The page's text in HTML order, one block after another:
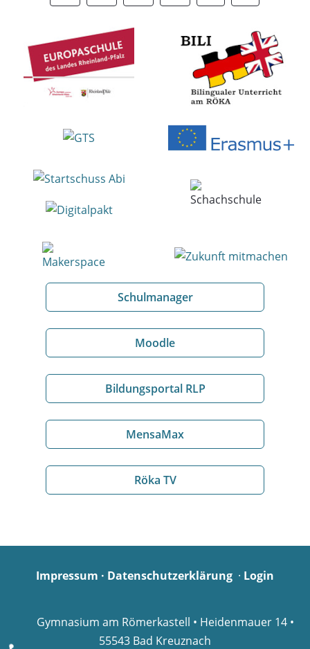
Schulmanager
Moodle
Bildungsportal RLP
MensaMax
Röka TV
Impressum · Datenschutzerklärung · Login
Gymnasium am Römerkastell • Heidenmauer 14 •
55543 Bad Kreuznach